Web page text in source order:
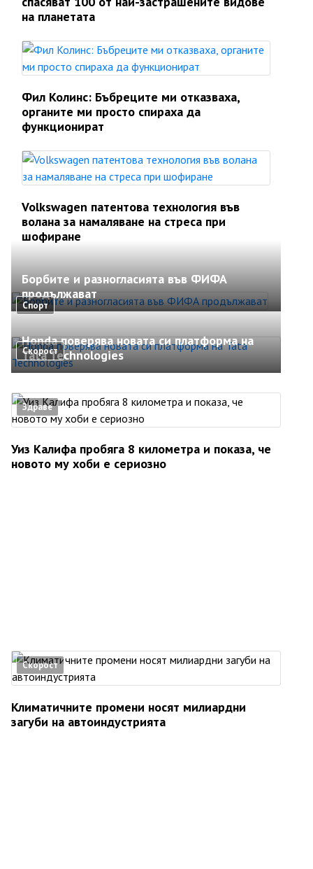
на планетата
Фил Колинс: Бъбреците ми отказваха,
органите ми просто спираха да
функционират
Volkswagen патентова технология във
волана за намаляване на стреса при
шофиране
Спорт
Борбите и разногласията във ФИФА
продължават
Скорост
Honda поверява новата си платформа на
Tata Technologies
Здраве
Уиз Калифа пробяга 8 километра и показа, че
новото му хоби е сериозно
Скорост
Климатичните промени носят милиардни
загуби на автоиндустрията